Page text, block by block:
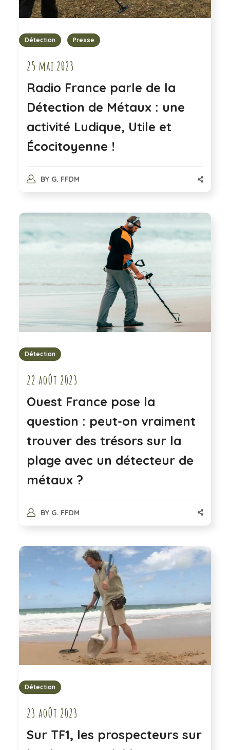
Détection Presse
25 mai 2023
Radio France parle de la
Détection de Métaux : une
activité Ludique, Utile et
Écocitoyenne !
BY G. FFDM
Détection
22 août 2023
Ouest France pose la
question : peut-on vraiment
trouver des trésors sur la
plage avec un détecteur de
métaux ?
BY G. FFDM
Détection
23 août 2023
Sur TF1, les prospecteurs sur